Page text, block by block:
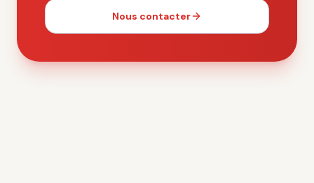
Nous contacter